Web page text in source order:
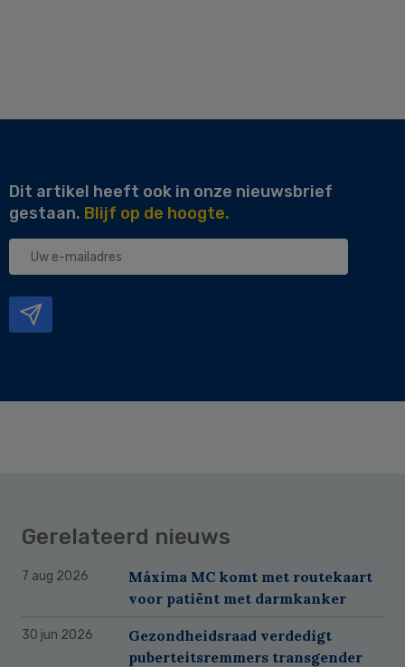
Dit artikel heeft ook in onze nieuwsbrief
gestaan. Blijf op de hoogte.
Uw
Gerelateerd nieuws
7 aug 2026
Máxima MC komt met routekaart
voor patiënt met darmkanker
30 jun 2026
Gezondheidsraad verdedigt
puberteitsremmers transgender